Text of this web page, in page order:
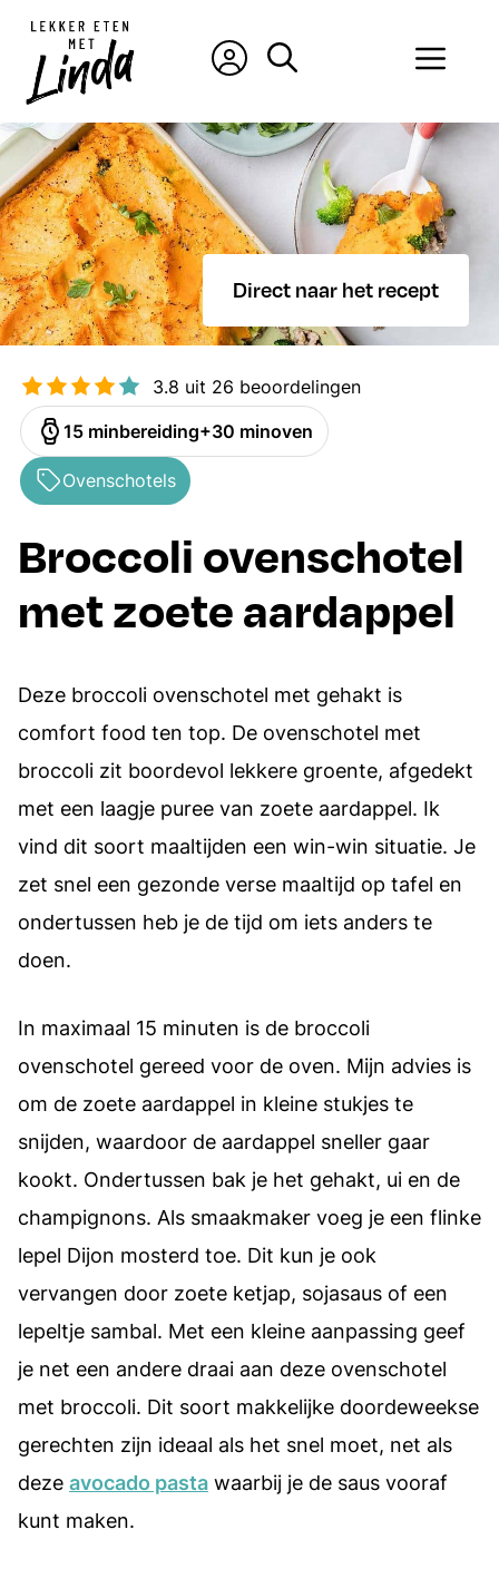
naar
inhoud
Direct naar het recept
3.8 uit 26 beoordelingen
bereiding
15minuten
min oven
30minuten
min
Ovenschotels
Broccoli ovenschotel
met zoete aardappel
Deze broccoli ovenschotel met gehakt is
comfort food ten top. De ovenschotel met
broccoli zit boordevol lekkere groente, afgedekt
met een laagje puree van zoete aardappel. Ik
vind dit soort maaltijden een win-win situatie. Je
zet snel een gezonde verse maaltijd op tafel en
ondertussen heb je de tijd om iets anders te
doen.
In maximaal 15 minuten is de broccoli
ovenschotel gereed voor de oven. Mijn advies is
om de zoete aardappel in kleine stukjes te
snijden, waardoor de aardappel sneller gaar
kookt. Ondertussen bak je het gehakt, ui en de
champignons. Als smaakmaker voeg je een flinke
lepel Dijon mosterd toe. Dit kun je ook
vervangen door zoete ketjap, sojasaus of een
lepeltje sambal. Met een kleine aanpassing geef
je net een andere draai aan deze ovenschotel
met broccoli. Dit soort makkelijke doordeweekse
gerechten zijn ideaal als het snel moet, net als
deze avocado pasta waarbij je de saus vooraf
kunt maken.